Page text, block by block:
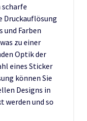
Druckauflösung
und Farben
zu einer
Optik der
eines Sticker
können Sie
Designs in
werden und so